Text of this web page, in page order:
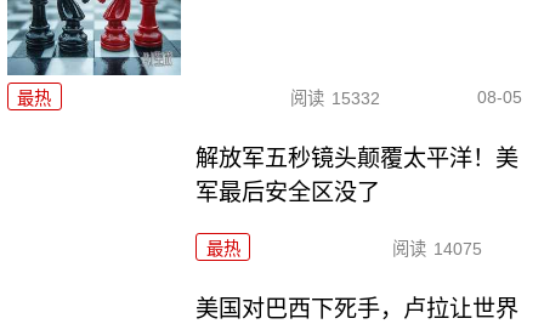
最热 阅读 15332 08-05
解放军五秒镜头颠覆太平洋！美
军最后安全区没了
最热 阅读 14075
美国对巴西下死手，卢拉让世界